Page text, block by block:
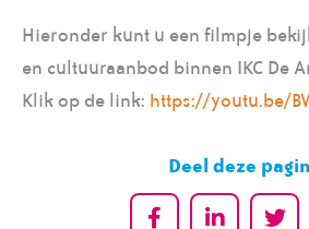
Hieronder kunt u een filmpje
en cultuuraanbod binnen IKC De
Klik op de link: https://youtu.be/
Deel deze